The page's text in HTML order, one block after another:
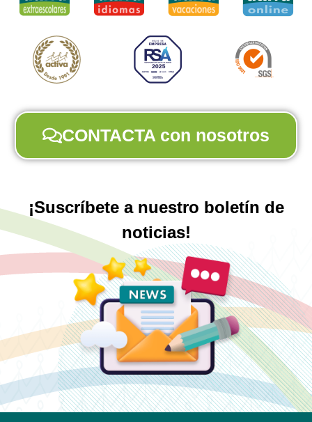
CONTACTA con nosotros
¡Suscríbete a nuestro boletín de
noticias!